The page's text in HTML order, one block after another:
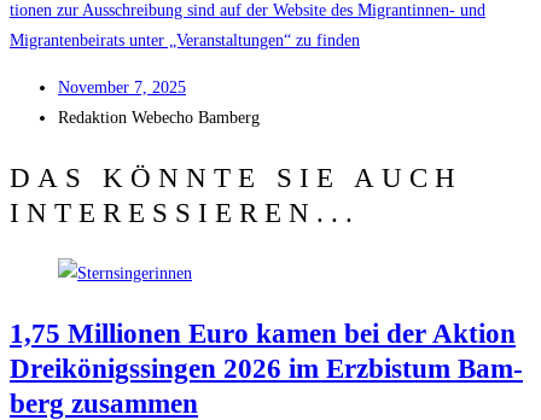
tio­nen zur Aus­schrei­bung sind auf der Web­site des Migran­tin­nen- und
Migran­ten­bei­rats unter „Ver­an­stal­tun­gen“ zu fin­den
Novem­ber 7, 2025
Redak­ti­on Web­echo Bamberg
DAS KÖNNTE SIE AUCH
INTERESSIEREN...
1,75 Mil­lio­nen Euro kamen bei der Akti­on
Drei­kö­nigs­sin­gen 2026 im Erz­bis­tum Bam­
berg zusammen